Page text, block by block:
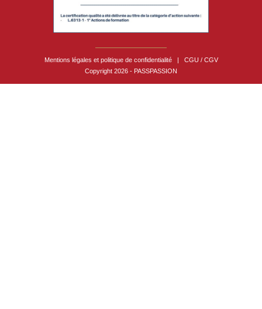
Mentions légales et politique de confidentialité |
CGU / CGV
Copyright 2026 - PASSPASSION